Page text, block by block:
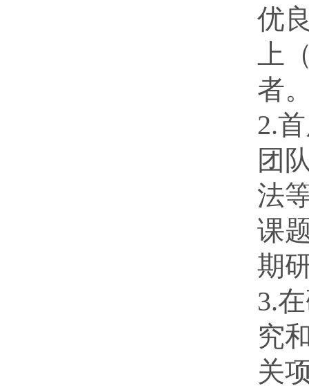
优
上
者
2.
团
法
课
期
3.
究
关